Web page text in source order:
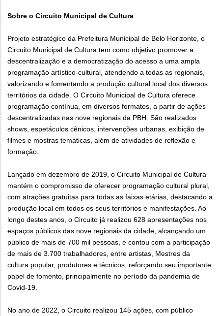
Sobre o Circuito Municipal de Cultura
Projeto estratégico da Prefeitura Municipal de Belo Horizonte, o
Circuito Municipal de Cultura tem como objetivo promover a
descentralização e a democratização do acesso a uma ampla
programação artístico-cultural, atendendo a todas as regionais,
valorizando e fomentando a produção cultural local dos diversos
territórios da cidade. O Circuito Municipal de Cultura oferece
programação contínua, em diversos formatos, a partir de ações
descentralizadas nas nove regionais da PBH. São realizados
shows, espetáculos cênicos, intervenções urbanas, exibição de
filmes e mostras temáticas, além de atividades de reflexão e
formação.
Lançado em dezembro de 2019, o Circuito Municipal de Cultura
mantém o compromisso de oferecer programação cultural plural,
com atrações gratuitas para todas as faixas etárias, destacando a
produção local em todos os seus territórios e manifestações. Ao
longo destes anos, o Circuito já realizou 628 apresentações nos
espaços públicos das nove regionais da cidade, alcançando um
público de mais de 700 mil pessoas, e contou com a participação
de mais de 3.700 trabalhadores, entre artistas, Mestres da
cultura popular, produtores e técnicos, reforçando seu importante
papel de fomento, principalmente no período da pandemia de
Covid-19.
No ano de 2022, o Circuito realizou 145 ações, com público